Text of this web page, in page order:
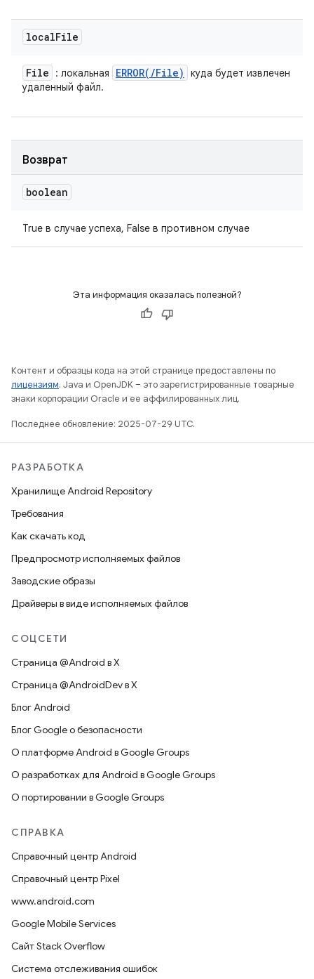
localFile
File : локальная ERROR( /File)
куда будет извлечен
удаленный файл.
Возврат
boolean
True в случае успеха, False в противном случае
Эта информация оказалась полезной?
Контент и образцы кода на этой странице предоставлены по
лицензиям. Java и OpenJDK – это зарегистрированные товарные
знаки корпорации Oracle и ее аффилированных лиц.
Последнее обновление: 2025-07-29 UTC.
РАЗРАБОТКА
Хранилище Android Repository
Требования
Как скачать код
Предпросмотр исполняемых файлов
Заводские образы
Драйверы в виде исполняемых файлов
СОЦСЕТИ
Страница @Android в X
Страница @AndroidDev в X
Блог Android
Блог Google о безопасности
О платформе Android в Google Groups
О разработках для Android в Google Groups
О портировании в Google Groups
СПРАВКА
Справочный центр Android
Справочный центр Pixel
www.android.com
Google Mobile Services
Сайт Stack Overflow
Система отслеживания ошибок